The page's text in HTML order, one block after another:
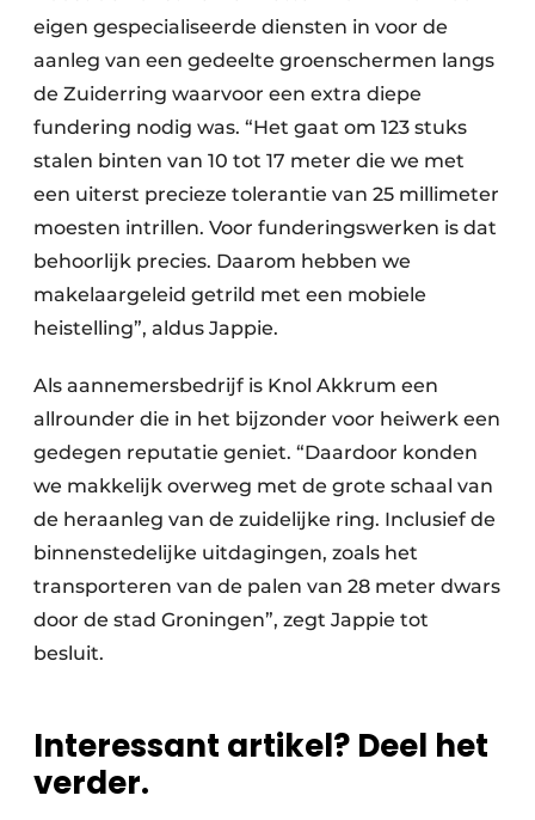
eigen gespecialiseerde diensten in voor de
aanleg van een gedeelte groenschermen langs
de Zuiderring waarvoor een extra diepe
fundering nodig was. “Het gaat om 123 stuks
stalen binten van 10 tot 17 meter die we met
een uiterst precieze tolerantie van 25 millimeter
moesten intrillen. Voor funderingswerken is dat
behoorlijk precies. Daarom hebben we
makelaargeleid getrild met een mobiele
heistelling”, aldus Jappie.
Als aannemersbedrijf is Knol Akkrum een
allrounder die in het bijzonder voor heiwerk een
gedegen reputatie geniet. “Daardoor konden
we makkelijk overweg met de grote schaal van
de heraanleg van de zuidelijke ring. Inclusief de
binnenstedelijke uitdagingen, zoals het
transporteren van de palen van 28 meter dwars
door de stad Groningen”, zegt Jappie tot
besluit.
Interessant artikel? Deel het
verder.